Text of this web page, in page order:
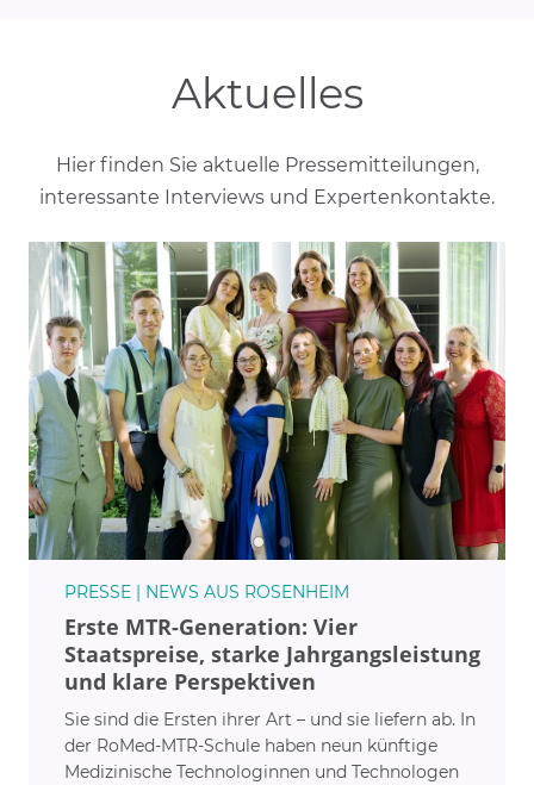
Aktuelles
Hier finden Sie aktuelle Pressemitteilungen,
interessante Interviews und Expertenkontakte.
PRESSE | NEWS AUS ROSENHEIM
Erste MTR-Generation: Vier
Staatspreise, starke Jahrgangsleistung
und klare Perspektiven
Sie sind die Ersten ihrer Art – und sie liefern ab. In
der RoMed-MTR-Schule haben neun künftige
Medizinische Technologinnen und Technologen